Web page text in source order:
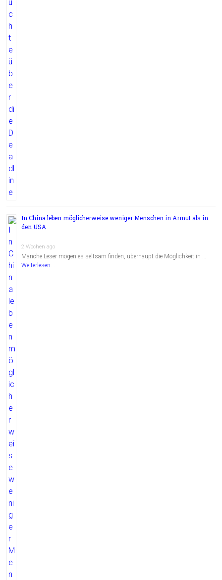
In China leben möglicherweise weniger Menschen in Armut als in
den USA
2 Wochen ago
Manche Leser mögen es seltsam finden, überhaupt die Möglichkeit in …
Weiterlesen...